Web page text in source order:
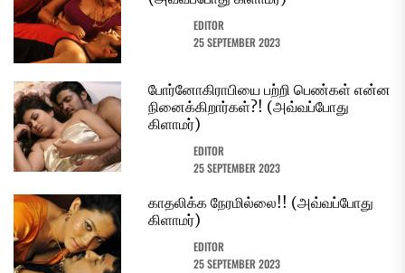
EDITOR
25 SEPTEMBER 2023
போர்னோகிராபியை பற்றி பெண்கள் என்ன
நினைக்கிறார்கள்?! (அவ்வப்போது
கிளாமர்)
EDITOR
25 SEPTEMBER 2023
காதலிக்க நேரமில்லை!! (அவ்வப்போது
கிளாமர்)
EDITOR
25 SEPTEMBER 2023